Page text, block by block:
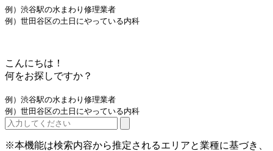
例）渋谷駅の水まわり修理業者
例）世田谷区の土日にやっている内科
こんにちは！
何をお探しですか？
例）渋谷駅の水まわり修理業者
例）世田谷区の土日にやっている内科
※本機能は検索内容から推定されるエリアと業種に基づき、